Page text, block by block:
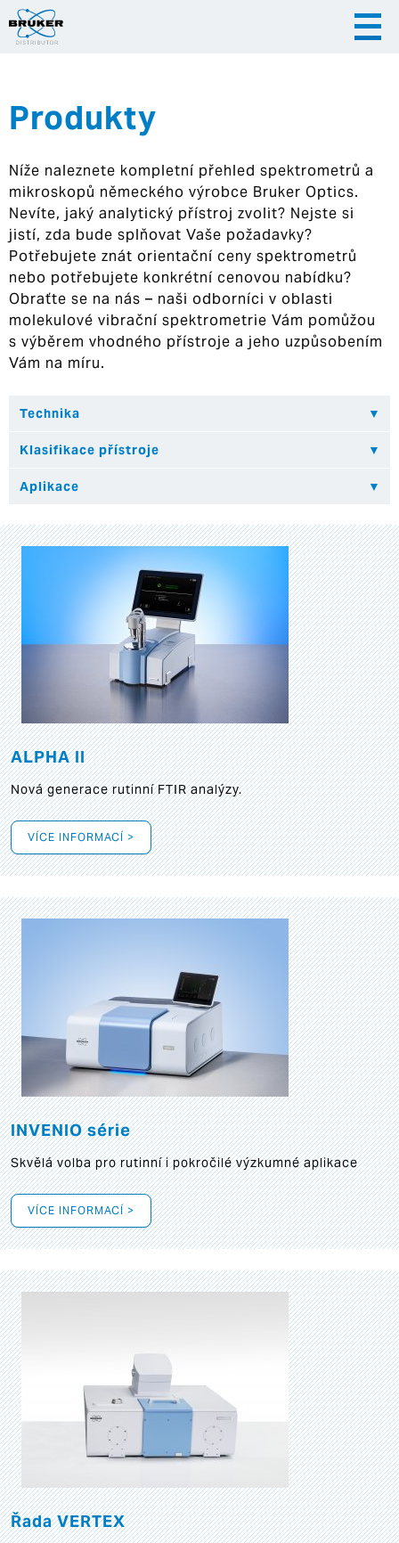
|
Hrvatska
Produkty
Níže naleznete kompletní přehled spektrometrů a
mikroskopů německého výrobce Bruker Optics.
Nevíte, jaký analytický přístroj zvolit? Nejste si
jistí, zda bude splňovat Vaše požadavky?
Potřebujete znát orientační ceny spektrometrů
nebo potřebujete konkrétní cenovou nabídku?
Obraťte se na nás – naši odborníci v oblasti
molekulové vibrační spektrometrie Vám pomůžou
s výběrem vhodného přístroje a jeho uzpůsobením
Vám na míru.
ALPHA II
Nová generace rutinní FTIR analýzy.
VÍCE INFORMACÍ >
INVENIO série
Skvělá volba pro rutinní i pokročilé výzkumné aplikace
VÍCE INFORMACÍ >
Řada VERTEX